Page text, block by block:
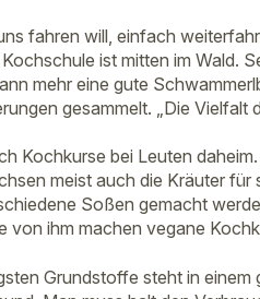
fahren will, einfach
ist mitten im Wald.
mehr eine gute
gesammelt. „Die Vielfalt
Kochkurse bei Leuten
meist auch die Kräuter
Soßen gemacht
von ihm machen vegane
Grundstoffe steht in